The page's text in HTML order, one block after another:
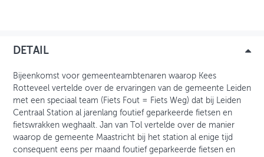
MIJN PROFIEL
GEBRUIKER
DETAIL
Bijeenkomst voor gemeenteambtenaren waarop Kees
Rotteveel vertelde over de ervaringen van de gemeente Leiden
met een speciaal team (Fiets Fout = Fiets Weg) dat bij Leiden
Centraal Station al jarenlang foutief geparkeerde fietsen en
fietswrakken weghaalt. Jan van Tol vertelde over de manier
waarop de gemeente Maastricht bij het station al enige tijd
consequent eens per maand foutief geparkeerde fietsen en